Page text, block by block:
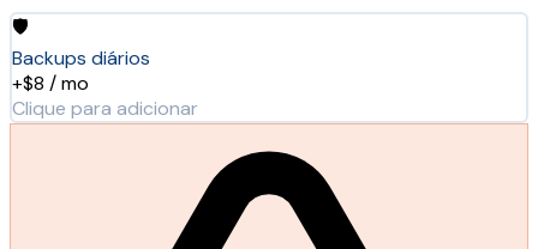
🛡️
Backups diários
+$8 / mo
Clique para adicionar